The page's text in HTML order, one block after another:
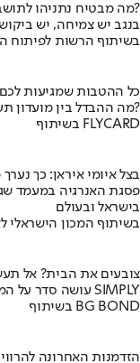
מה מבטיח נתניהו לתושבי הנגב?
בנגב יש צמיחה, יש
בשיתוף הרשות לפיתוח
כל ההטבות שמגיעות לכם
מה ההבדל בין מועדון תעופה וכרטיס אשראי?
בשיתוף FLYCARD
בצל איומי איראן: כך
פסגת האנרגיה במעמד
בישראל ובעולם
בשיתוף המכון הישראלי
צובעים את הבית? אל
מומחה BG BOND עושה סדר על המדפים ומציג את מותג הצבע SIMPLY
בשיתוף BG BOND
הזדמנות האחרונה